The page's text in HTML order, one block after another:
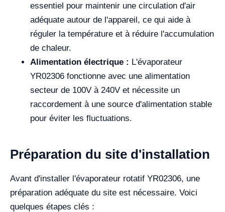
essentiel pour maintenir une circulation d'air
adéquate autour de l'appareil, ce qui aide à
réguler la température et à réduire l'accumulation
de chaleur.
Alimentation électrique : L'évaporateur
YR02306 fonctionne avec une alimentation
secteur de 100V à 240V et nécessite un
raccordement à une source d'alimentation stable
pour éviter les fluctuations.
Préparation du site d'installation
Avant d'installer l'évaporateur rotatif YR02306, une
préparation adéquate du site est nécessaire. Voici
quelques étapes clés :